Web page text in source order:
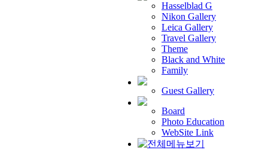
Hasselblad G
Nikon Gallery
Leica Gallery
Travel Gallery
Theme
Black and White
Family
Guest Gallery
Board
Photo Education
WebSite Link